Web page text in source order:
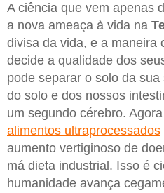
A ciência que vem apenas
a nova ameaça à vida na
divisa da vida, e a maneira
decide a qualidade dos
pode separar o solo da
do solo e dos nossos
um segundo cérebro.
alimentos ultraprocessados
aumento vertiginoso de
má dieta industrial. Isso é
humanidade avança